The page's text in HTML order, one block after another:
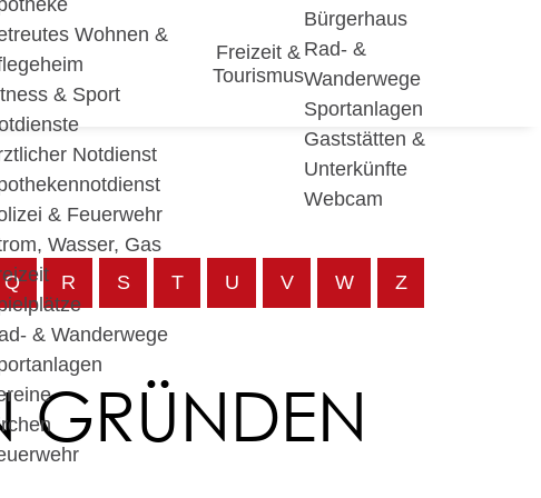
Wohnen &
& Sport
Notdienst
& Feuerwehr
Wasser, Gas
& Wanderwege
Freizeit &
Tourismus
Bürgerhaus
Rad- &
Wanderwege
Sportanlagen
Gaststätten &
Unterkünfte
Webcam
Q R S T U V W Z
GRÜNDEN